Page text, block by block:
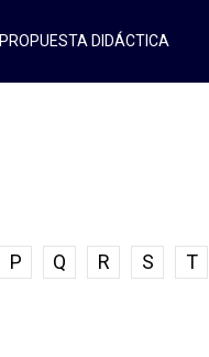
PROPUESTA DIDÁCTICA
P Q R S T